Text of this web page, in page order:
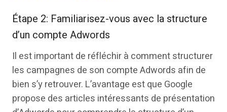
Étape 2: Familiarisez-vous avec la structure
d’un compte Adwords
Il est important de réfléchir à comment structurer
les campagnes de son compte Adwords afin de
bien s’y retrouver. L’avantage est que Google
propose des articles intéressants de présentation